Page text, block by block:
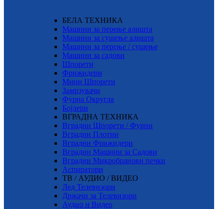
БЕЛА ТЕХНИКА
Машини за перење алишта
Машини за сушење алишта
Машини за перење / сушење
Машини за садови
Шпорети
Фрижидери
Мини Шпорети
Замрзувачи
Фурна Округла
Бојлери
ВГРАДНА ТЕХНИКА
Вградни Шпорети / Фурни
Вградни Плотни
Вградни Фрижидери
Вградни Машини за Садови
Вградни Микробранови печки
Аспиратори
ТВ / АУДИО / ВИДЕО
Лед Телевизори
Држачи за Телевизори
Аудио и Видео